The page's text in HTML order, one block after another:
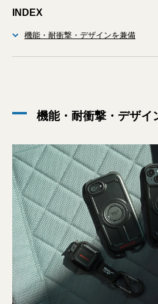
INDEX
機能・耐衝撃・デザインを兼備
機能・耐衝撃・デザイ